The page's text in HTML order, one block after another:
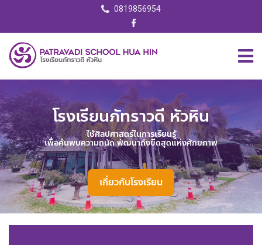
0819856954
โรงเรียนภัทราวดี หัวหิน
ใช้ศิลปศาสตร์ในการเรียนรู้
เพื่อค้นพบความถนัด พัฒนาถึงขีดสุดแห่งศักยภาพ​
เกี่ยวกับโรงเรียน